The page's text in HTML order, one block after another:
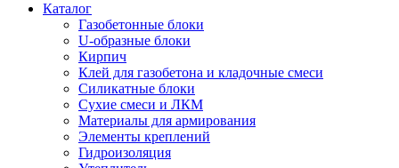
Каталог
Газобетонные блоки
U-образные блоки
Кирпич
Клей для газобетона и кладочные смеси
Силикатные блоки
Сухие смеси и ЛКМ
Материалы для армирования
Элементы креплений
Гидроизоляция